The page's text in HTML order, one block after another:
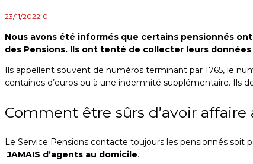
23/11/2022 0
Nous avons été informés que certains pensionnés
des Pensions. Ils ont tenté de collecter leurs
Ils appellent souvent de numéros terminant par 1765, le
centaines d’euros ou à une indemnité supplémentaire. Ils
Comment être sûrs d’avoir affaire
Le Service Pensions contacte toujours les pensionnés soit
JAMAIS d’agents au domicile.